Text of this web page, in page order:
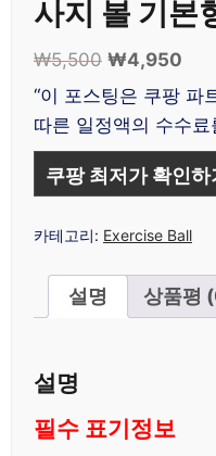
사지 볼 기본
₩5,500 원
래
가
격:
₩5,500.
₩4,950
재
가
격:
“이 포스팅은 쿠팡 파
따른 일정액의 수수료
쿠팡 최저가 확인하
카테고리: Exercise Ball
설명 상품평
설명
필수 표기정보